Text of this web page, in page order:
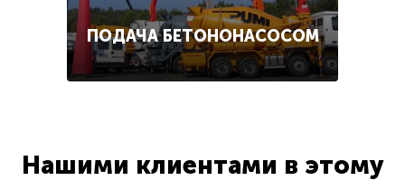
ПОДАЧА БЕТОНОНАСОСОМ
Нашими клиентами в этому